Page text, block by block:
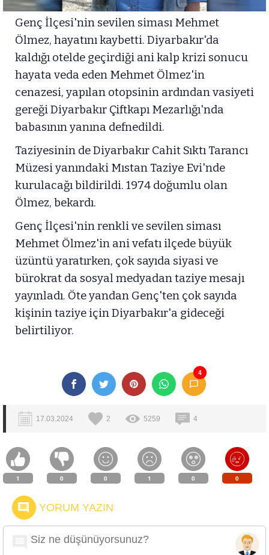
Genç İlçesi'nin sevilen siması Mehmet
Ölmez, hayatını kaybetti. Diyarbakır'da
kaldığı otelde geçirdiği ani kalp krizi sonucu
hayata veda eden Mehmet Ölmez'in
cenazesi, yapılan otopsinin ardından vasiyeti
gereği Diyarbakır Çiftkapı Mezarlığı'nda
babasının yanına defnedildi.
Taziyesinin de Diyarbakır Cahit Sıktı Tarancı
Müzesi yanındaki Mıstan Taziye Evi'nde
kurulacağı bildirildi. 1974 doğumlu olan
Ölmez, bekardı.
Genç İlçesi'nin renkli ve sevilen siması
Mehmet Ölmez'in ani vefatı ilçede büyük
üzüntü yaratırken, çok sayıda siyasi ve
bürokrat da sosyal medyadan taziye mesajı
yayınladı. Öte yandan Genç'ten çok sayıda
kişinin taziye için Diyarbakır'a gideceği
belirtiliyor.
4
17.03.2024 2 5259 4
1 0 0 1 0 0
YORUM YAZIN